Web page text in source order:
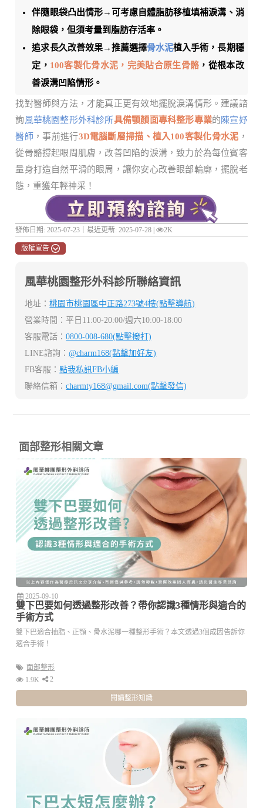
伴隨眼袋凸出情形→可考慮自體脂肪移植填補淚溝、消
除眼袋，但須考量到脂肪存活率。
追求長久改善效果→推薦選擇骨水泥植入手術，長期穩
定， 100客製化骨水泥，完美貼合原生骨骼 ，從根本改
善淚溝凹陷情形。
找對醫師與方法，才能真正更有效地擺脫淚溝情形。建議諮
詢風華桃園整形外科診所具備顎顏面專科整形專業的陳宣妤
醫師 ，事前進行3D電腦斷層掃描、植入100客製化骨水泥 ，
從骨骼撐起眼周肌膚，改善凹陷的淚溝，致力於為每位賓客
量身打造自然平滑的眼周，讓你安心改善眼部輪廓，擺脫老
態，重獲年輕神采！
發佈日期: 2025-07-23｜最近更新: 2025-07-28 | 2K
版權宣告
風華桃園整形外科診所聯絡資訊
地址：桃園市桃園區中正路273號4樓(點擊導航)
營業時間：平日11:00-20:00/週六10:00-18:00
客服電話：0800-008-680(點擊撥打)
LINE諮詢：@charm168(點擊加好友)
FB客服：點我私訊FB小編
聯絡信箱：charmty168@gmail.com(點擊發信)
面部整形相關文章
2025-09-10
雙下巴要如何透過整形改善？帶你認識3種情形與適合的
手術方式
雙下巴適合抽脂、正顎、骨水泥哪一種整形手術？本文透過3個成因告訴你
適合手術！
面部整形
1.9K
2
閱讀整形知識